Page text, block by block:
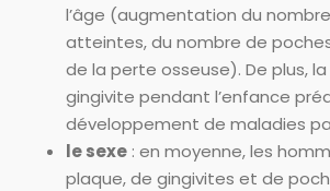
l’âge (augmentation du
atteintes, du nombre de
de la perte osseuse). De plus,
gingivite pendant l’enfance
développement de maladies
le sexe : en moyenne, les
plaque, de gingivites et de